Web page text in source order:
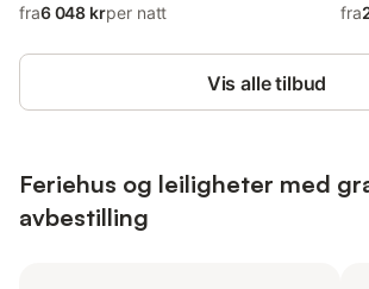
fra6 048 krper natt
fra
Vis alle tilbud
Feriehus og leiligheter med
avbestilling